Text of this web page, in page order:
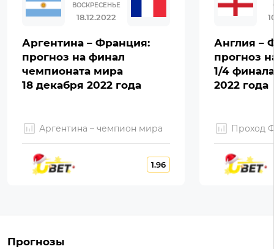
ВОСКРЕСЕНЬЕ
18.12.2022
Аргентина – Франция:
прогноз на финал
чемпионата мира
18 декабря 2022 года
Аргентина – чемпион мира
1.96
Англия –
прогноз
1/4
2022 года
Проход
Прогнозы